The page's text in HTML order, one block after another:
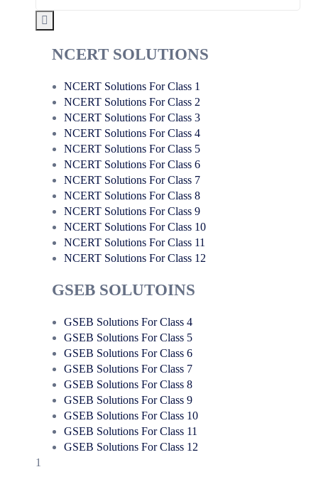
NCERT SOLUTIONS
NCERT Solutions For Class 1
NCERT Solutions For Class 2
NCERT Solutions For Class 3
NCERT Solutions For Class 4
NCERT Solutions For Class 5
NCERT Solutions For Class 6
NCERT Solutions For Class 7
NCERT Solutions For Class 8
NCERT Solutions For Class 9
NCERT Solutions For Class 10
NCERT Solutions For Class 11
NCERT Solutions For Class 12
GSEB SOLUTOINS
GSEB Solutions For Class 4
GSEB Solutions For Class 5
GSEB Solutions For Class 6
GSEB Solutions For Class 7
GSEB Solutions For Class 8
GSEB Solutions For Class 9
GSEB Solutions For Class 10
GSEB Solutions For Class 11
GSEB Solutions For Class 12
1